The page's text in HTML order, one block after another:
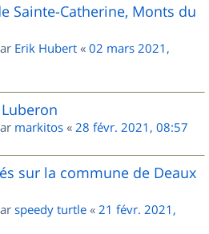
Sainte-Catherine, Monts du
Erik Hubert « 02 mars 2021,
markitos « 28 févr. 2021, 08:57
sur la commune de Deaux
speedy turtle « 21 févr. 2021,